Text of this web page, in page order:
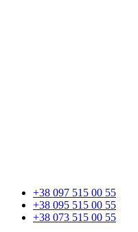
+38 097 515 00 55
+38 095 515 00 55
+38 073 515 00 55